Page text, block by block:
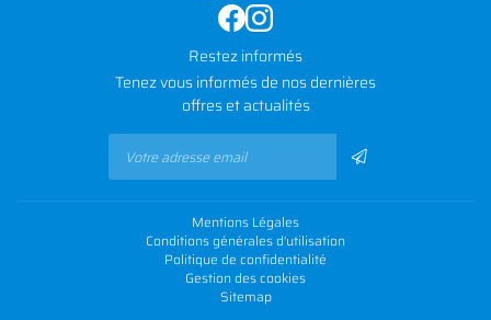
Restez informés
Tenez vous informés de nos dernières
offres et actualités
Mentions Légales
Conditions générales d'utilisation
Politique de confidentialité
Gestion des cookies
Sitemap